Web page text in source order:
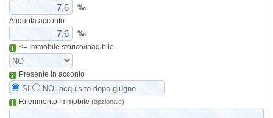
‰
Aliquota acconto
‰
<= Immobile storico/inagibile
Presente in acconto
SI NO, acquisito dopo giugno
Riferimento Immobile(opzionale)